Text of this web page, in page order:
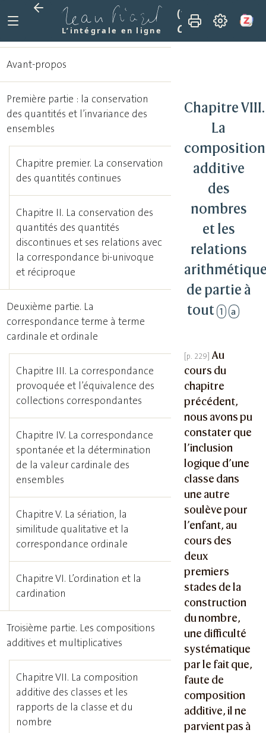
L’intégrale en ligne
(1941)
La
Chapitre VIII. La
Chapitre VIII.
La
composition
additive
des
nombres
et les
relations
de partie à
tout 1 a
Au
cours du
chapitre
précédent,
nous avons pu
constater que
l’inclusion
logique d’une
classe dans
une autre
soulève pour
l’enfant, au
cours des
deux
premiers
stades de la
construction
du nombre,
une difficulté
systématique
par le fait que,
faute de
composition
additive, il ne
parvient pas à
Avant-propos
Première partie : la conservation
des quantités et l’invariance des
ensembles
Chapitre premier. La conservation
des quantités continues
Chapitre II. La conservation des
quantités des quantités
discontinues et ses relations avec
la correspondance bi-univoque
et réciproque
Deuxième partie. La
correspondance terme à terme
cardinale et ordinale
Chapitre III. La correspondance
provoquée et l’équivalence des
collections correspondantes
Chapitre IV. La correspondance
spontanée et la détermination
de la valeur cardinale des
ensembles
Chapitre V. La sériation, la
similitude qualitative et la
correspondance ordinale
Chapitre VI. L’ordination et la
cardination
Troisième partie. Les compositions
additives et multiplicatives
Chapitre VII. La composition
additive des classes et les
rapports de la classe et du
nombre